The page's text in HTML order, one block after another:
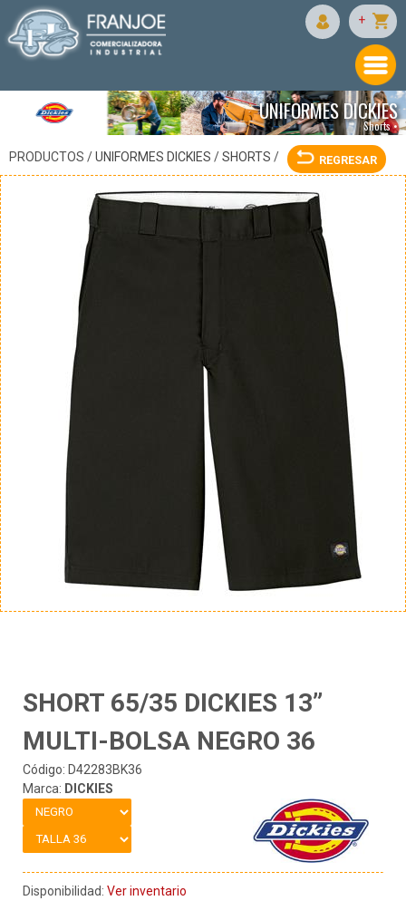
+
UNIFORMES DICKIES
Shorts •
PRODUCTOS /UNIFORMES DICKIES /SHORTS / REGRESAR
SHORT 65/35 DICKIES 13”
MULTI-BOLSA NEGRO 36
Código: D42283BK36
Marca: DICKIES
Disponibilidad: Ver inventario